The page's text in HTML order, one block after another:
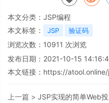
本文分类： JSP编程
本文标签：
JSP 验证码
浏览次数： 10911 次浏览
发布日期：2021-10-15
本文链接： https://
上一篇 > JSP实现的简单Web